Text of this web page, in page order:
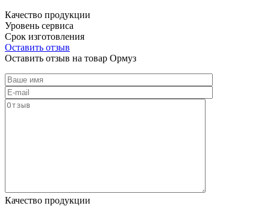
Качество продукции
Уровень сервиса
Срок изготовления
Оставить отзыв
Оставить отзыв на товар Ормуз
Качество продукции